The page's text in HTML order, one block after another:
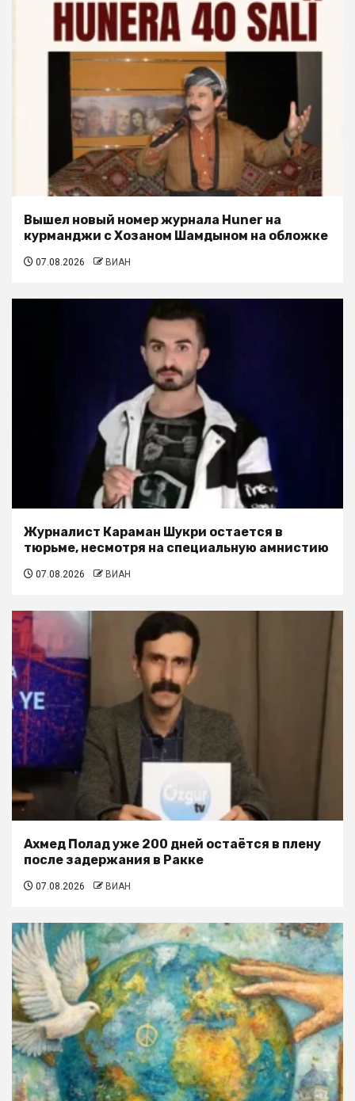
Вышел новый номер журнала Huner на
курманджи с Хозаном Шамдыном на обложке
07.08.2026 ВИАН
Журналист Караман Шукри остается в
тюрьме, несмотря на специальную амнистию
07.08.2026 ВИАН
Ахмед Полад уже 200 дней остаётся в плену
после задержания в Ракке
07.08.2026 ВИАН